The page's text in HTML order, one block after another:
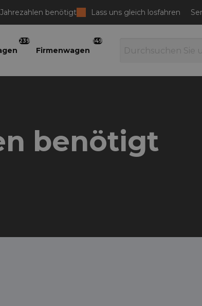
benötigt Lass uns gleich losfahren
239
Firmenwagen
149
benötigt